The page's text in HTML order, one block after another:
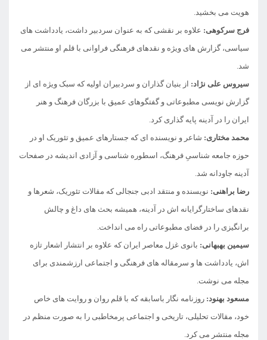
هویت می بخشید.
فرج سرکوهی: علاوه بر نقشی که به عنوان سردبیر داشت، یادداشت های
سیاسی، گزارش های ویژه و نقدهای فرهنگی فراوانی با قلم او منتشر می
شد.
سیروس علی نژاد: از بنیان گذاران و سردبیران اولیه که سبک ویژه ای از
گزارش نویسی مطبوعاتی و گفتگوهای عمیق با بزرگان فرهنگ و هنر
ایران را در آدینه پایه گذاری کرد.
محمد مختاری: شاعر و نویسنده ای که جستارهای عمیق و تئوریک او در
حوزه جامعه شناسیِ فرهنگ، اسطوره شناسی و آزادی اندیشه در صفحات
آدینه جاودانه شد.
رضا براهنی: نویسنده و منتقد ادبی جنجالی که مقالات تئوریک، شعرها و
نقدهای ساختارگرایانه اش در آدینه، همیشه بحث های داغ و چالش
برانگیزی را در فضای مطبوعاتی راه می انداخت.
سیمین بهبهانی: بانوی غزل معاصر ایران که علاوه بر انتشار اشعار تازه
اش، یادداشت ها و سرمقاله های فرهنگی و اجتماعی ارزشمندی برای
مجله می نوشت.
مسعود بهنود: روزنامه نگار باسابقه که با قلم روان و روایت های خاص
خود، مقالات تحلیلی، تاریخی و اجتماعی پرمخاطبی را به صورت منظم در
مجله منتشر می کرد.